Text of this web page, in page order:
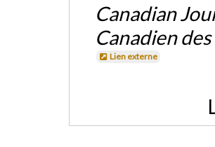
Canadian
Canadien
Lien externe